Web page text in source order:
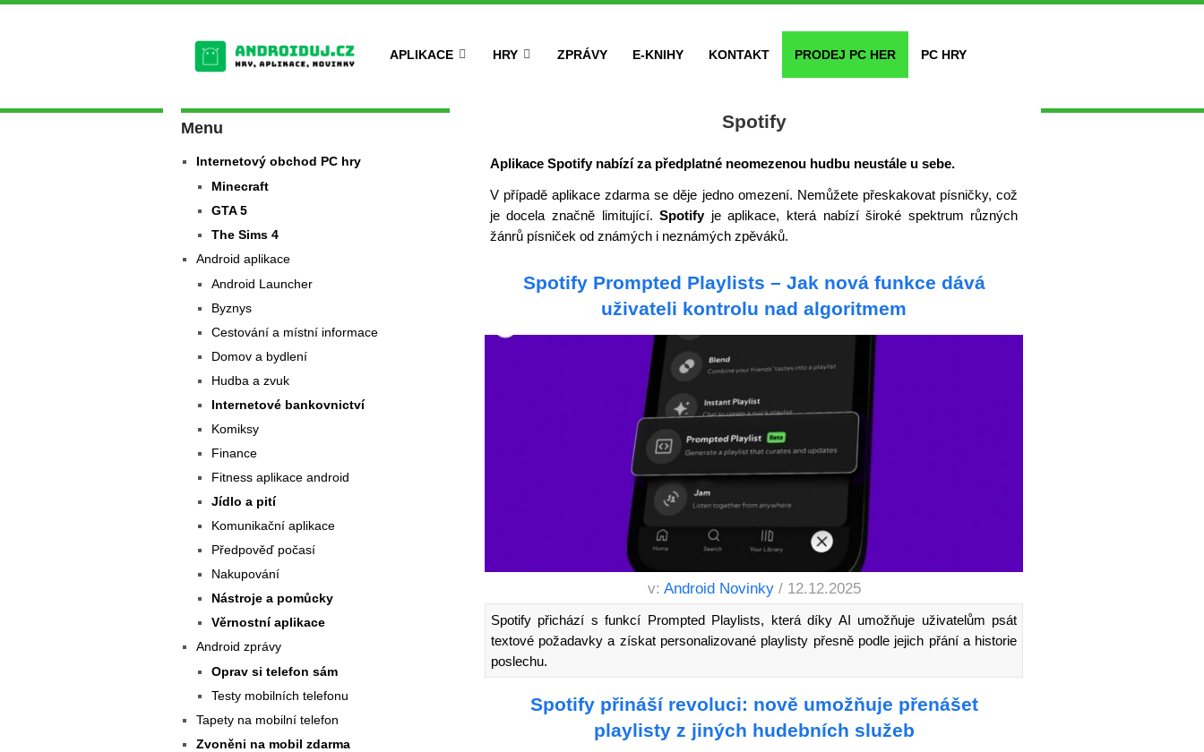
APLIKACE HRY ZPRÁVY E-KNIHY KONTAKT PRODEJ PC HER PC HRY
Spotify
Aplikace Spotify nabízí za předplatné neomezenou hudbu neustále u sebe.
V případě aplikace zdarma se děje jedno omezení. Nemůžete přeskakovat písničky, což
je docela značně limitující.Spotify je aplikace, která nabízí široké spektrum různých
žánrů písniček od známých i neznámých zpěváků.
Spotify Prompted Playlists – Jak nová funkce dává
uživateli kontrolu nad algoritmem
v: Android Novinky / 12.12.2025
Spotify přichází s funkcí Prompted Playlists, která díky AI umožňuje uživatelům psát
textové požadavky a získat personalizované playlisty přesně podle jejich přání a historie
poslechu.
Spotify přináší revoluci: nově umožňuje přenášet
playlisty z jiných hudebních služeb
Menu
Internetový obchod PC hry
Minecraft
GTA 5
The Sims 4
Android aplikace
Android Launcher
Byznys
Cestování a místní informace
Domov a bydlení
Hudba a zvuk
Internetové bankovnictví
Komiksy
Finance
Fitness aplikace android
Jídlo a pití
Komunikační aplikace
Předpověď počasí
Nakupování
Nástroje a pomůcky
Věrnostní aplikace
Android zprávy
Oprav si telefon sám
Testy mobilních telefonu
Tapety na mobilní telefon
Zvoněni na mobil zdarma